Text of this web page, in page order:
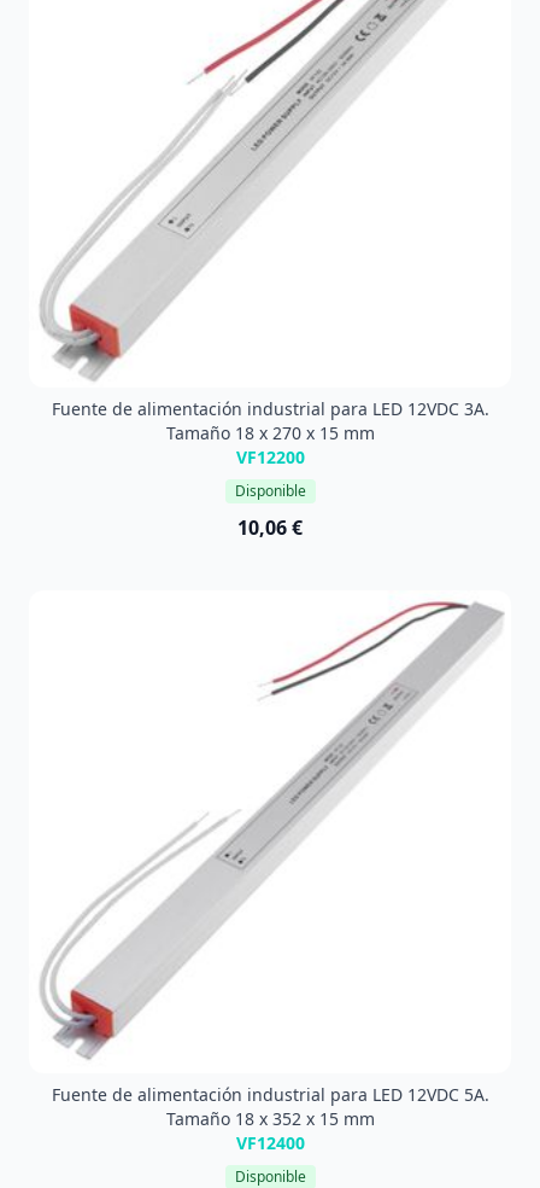
Fuente de alimentación industrial para LED 12VDC 3A.
Tamaño 18 x 270 x 15 mm
VF12200
Disponible
10,06 €
Fuente de alimentación industrial para LED 12VDC 5A.
Tamaño 18 x 352 x 15 mm
VF12400
Disponible